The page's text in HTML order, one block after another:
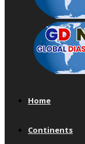
Home
Continents